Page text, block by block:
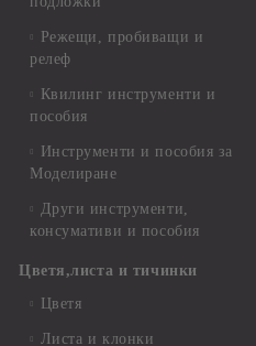
Режещи, пробиващи и
релеф
Квилинг инструменти и
пособия
Инструменти и пособия за
Моделиране
Други инструменти,
консумативи и пособия
Цветя,листа и тичинки
Цветя
Листа и клонки